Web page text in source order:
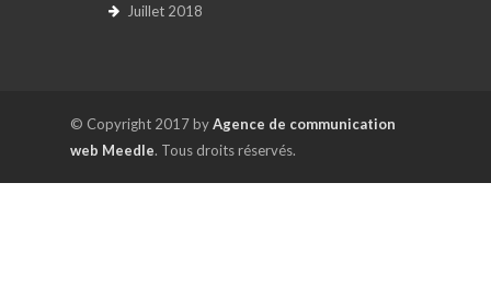
Juillet 2018
© Copyright 2017 byAgence de communication
web Meedle. Tous droits réservés.